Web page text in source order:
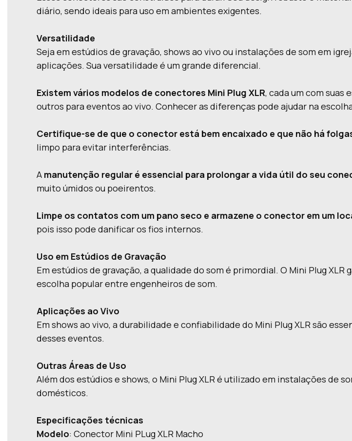
diário, sendo ideais para uso em ambientes exigentes.
Versatilidade
Seja em estúdios de gravação, shows ao vivo ou instalações de som em
aplicações. Sua versatilidade é um grande diferencial.
Existem vários modelos de conectores Mini Plug XLR, cada um com suas
outros para eventos ao vivo. Conhecer as diferenças pode ajudar na
Certifique-se de que o conector está bem encaixado e que não há
limpo para evitar interferências.
A manutenção regular é essencial para prolongar a vida útil do seu
muito úmidos ou poeirentos.
Limpe os contatos com um pano seco e armazene o conector em um
pois isso pode danificar os fios internos.
Uso em Estúdios de Gravação
Em estúdios de gravação, a qualidade do som é primordial. O Mini Plug
escolha popular entre engenheiros de som.
Aplicações ao Vivo
Em shows ao vivo, a durabilidade e confiabilidade do Mini Plug XLR são
desses eventos.
Outras Áreas de Uso
Além dos estúdios e shows, o Mini Plug XLR é utilizado em instalações de
domésticos.
Especificações técnicas
Modelo: Conector Mini PLug XLR Macho